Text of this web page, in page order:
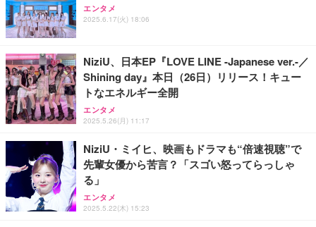
エンタメ
2025.6.17(火) 18:06
NiziU、日本EP『LOVE LINE -Japanese ver.-／
Shining day』本日（26日）リリース！キュー
トなエネルギー全開
エンタメ
2025.5.26(月) 11:17
NiziU・ミイヒ、映画もドラマも“倍速視聴”で
先輩女優から苦言？「スゴい怒ってらっしゃ
る」
エンタメ
2025.5.22(木) 15:23